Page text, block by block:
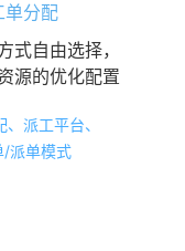
单分配
式自由选择，
源的优化配置
、派工平台、
/派单模式